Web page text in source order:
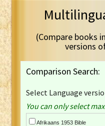
(Compare books
versions
Comparison Search:
Select Language
You can only select
Afrikaans 1953 Bible